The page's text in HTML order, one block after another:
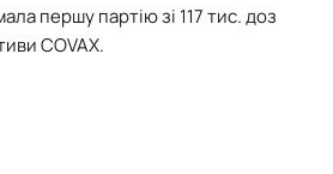
першу партію зі 117 тис. доз
COVAX.